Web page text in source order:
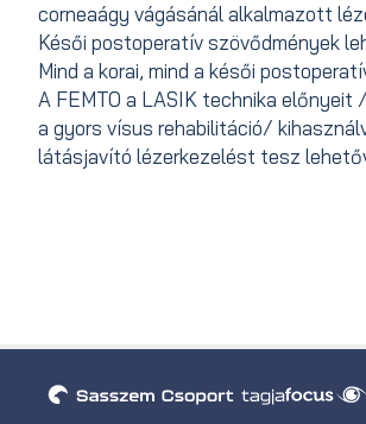
corneaágy vágásánál alkalmazott
Késői postoperatív szövődmények
Mind a korai, mind a késői
A FEMTO a LASIK technika előnyeit
a gyors vísus rehabilitáció/
látásjavító lézerkezelést tesz